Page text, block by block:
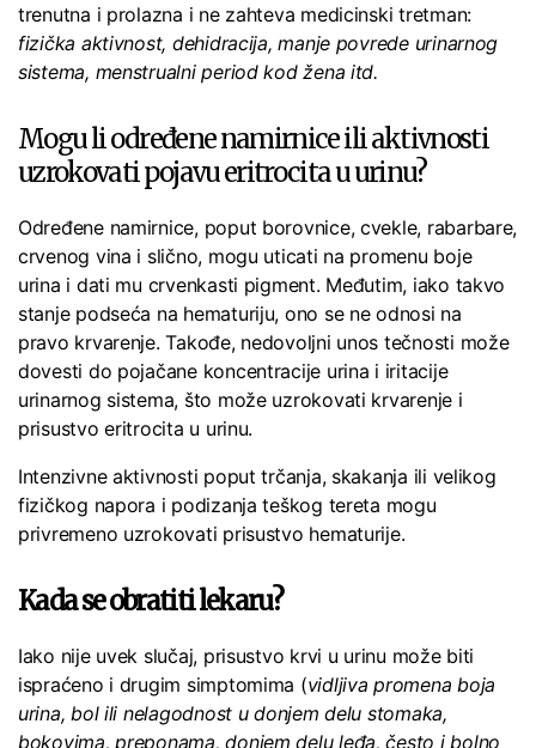
trenutna i prolazna i ne zahteva medicinski tretman:
fizička aktivnost, dehidracija, manje povrede urinarnog
sistema, menstrualni period kod žena itd.
Mogu li određene namirnice ili aktivnosti
uzrokovati pojavu eritrocita u urinu?
Određene namirnice, poput borovnice, cvekle, rabarbare,
crvenog vina i slično, mogu uticati na promenu boje
urina i dati mu crvenkasti pigment. Međutim, iako takvo
stanje podseća na hematuriju, ono se ne odnosi na
pravo krvarenje. Takođe, nedovoljni unos tečnosti može
dovesti do pojačane koncentracije urina i iritacije
urinarnog sistema, što može uzrokovati krvarenje i
prisustvo eritrocita u urinu.
Intenzivne aktivnosti poput trčanja, skakanja ili velikog
fizičkog napora i podizanja teškog tereta mogu
privremeno uzrokovati prisustvo hematurije.
Kada se obratiti lekaru?
Iako nije uvek slučaj, prisustvo krvi u urinu može biti
ispraćeno i drugim simptomima (vidljiva promena boja
urina, bol ili nelagodnost u donjem delu stomaka,
bokovima, preponama, donjem delu leđa, često i bolno